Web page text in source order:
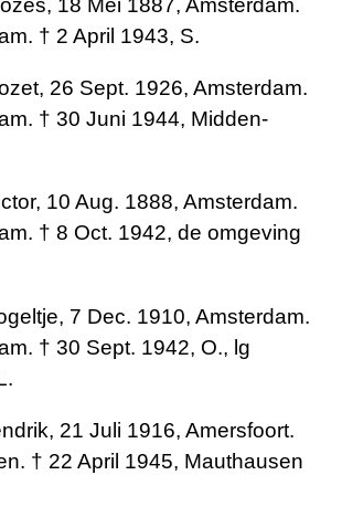
† 2 April 1943, S.
26 Sept. 1926, Amsterdam.
† 30 Juni 1944, Midden-
10 Aug. 1888, Amsterdam.
† 8 Oct. 1942, de omgeving
7 Dec. 1910, Amsterdam.
† 30 Sept. 1942, O., lg
21 Juli 1916, Amersfoort.
† 22 April 1945, Mauthausen